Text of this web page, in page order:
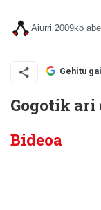
Aiurri 2009ko
Gehitu
Gogotik ari
Bideoa